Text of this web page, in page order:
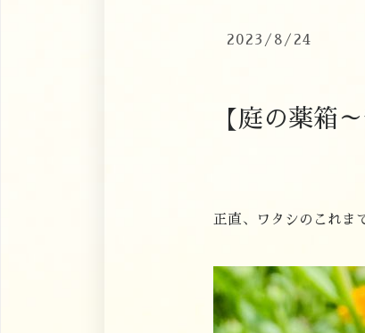
2023/8/24
【庭の薬箱
正直、ワタシのこれま